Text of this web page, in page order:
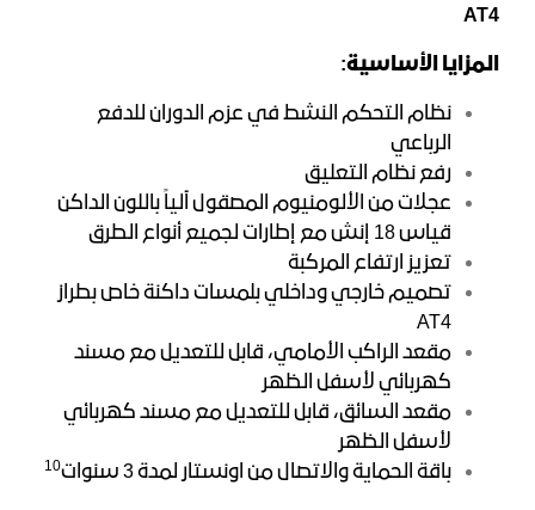
AT4
المزايا الأساسية:
نظام التحكم النشط في عزم الدوران للدفع
الرباعي
رفع نظام التعليق
عجلات من الألومنيوم المصقول آلياً باللون الداكن
قياس 18 إنش مع إطارات لجميع أنواع الطرق
تعزيز ارتفاع المركبة
تصميم خارجي وداخلي بلمسات داكنة خاص بطراز
AT4
مقعد الراكب الأمامي، قابل للتعديل مع مسند
كهربائي لأسفل الظهر
مقعد السائق، قابل للتعديل مع مسند كهربائي
لأسفل الظهر
باقة الحماية والاتصال من اونستار لمدة 3 سنوات
10